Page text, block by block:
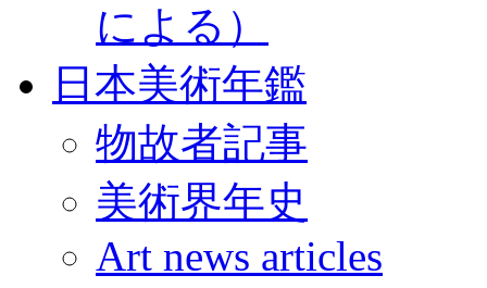
による）
日本美術年鑑
物故者記事
美術界年史
Art news articles